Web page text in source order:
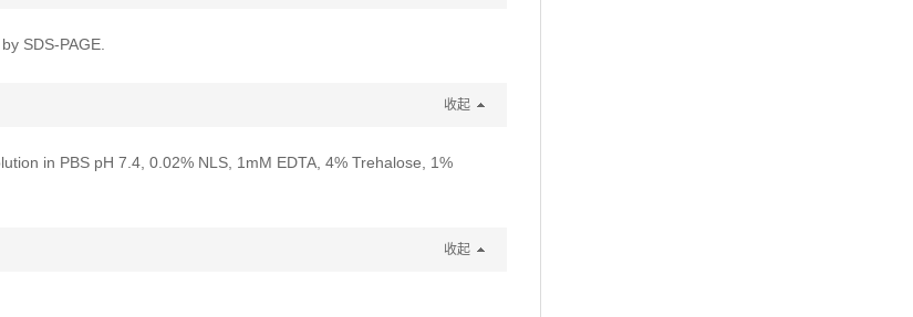
SDS-PAGE.
收起
in PBS pH 7.4, 0.02% NLS, 1mM EDTA, 4% Trehalose, 1%
收起